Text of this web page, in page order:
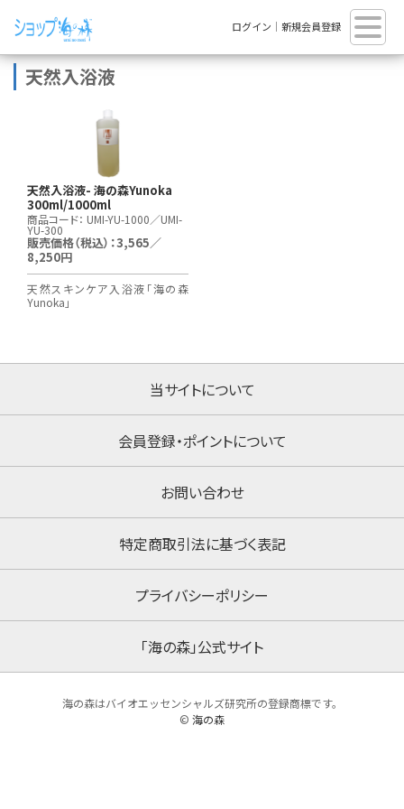
ログイン ｜ 新規会員登録
天然入浴液
天然入浴液- 海の森Yunoka
300ml/1000ml
商品コード： UMI-YU-1000／UMI-
YU-300
販売価格（税込）：3,565／
8,250円
天然スキンケア入浴液「海の森
Yunoka」
当サイトについて
会員登録・ポイントについて
お問い合わせ
特定商取引法に基づく表記
プライバシーポリシー
「海の森」公式サイト
海の森はバイオエッセンシャルズ研究所の登録商標です。
© 海の森